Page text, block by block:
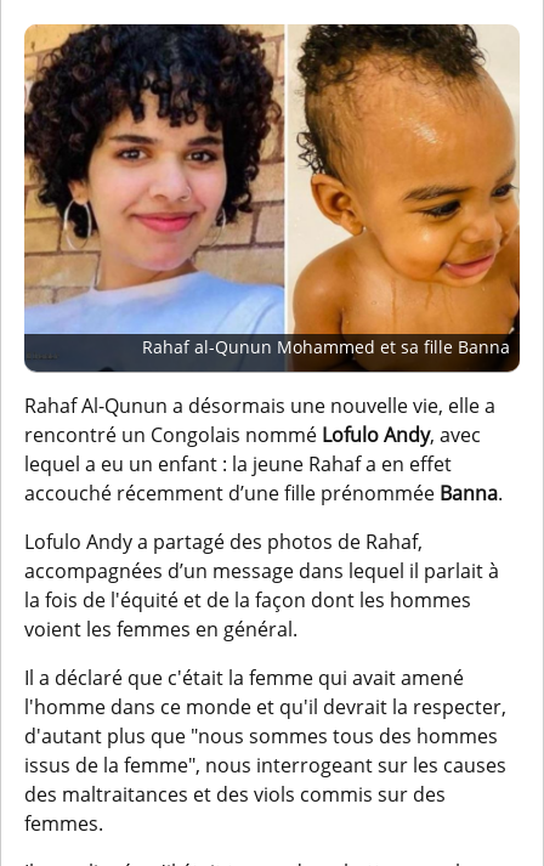
Rahaf al-Qunun Mohammed et sa fille Banna
Rahaf Al-Qunun a désormais une nouvelle vie, elle a
rencontré un Congolais nommé Lofulo Andy, avec
lequel a eu un enfant : la jeune Rahaf a en effet
accouché récemment d’une fille prénommée Banna.
Lofulo Andy a partagé des photos de Rahaf,
accompagnées d’un message dans lequel il parlait à
la fois de l'équité et de la façon dont les hommes
voient les femmes en général.
Il a déclaré que c'était la femme qui avait amené
l'homme dans ce monde et qu'il devrait la respecter,
d'autant plus que "nous sommes tous des hommes
issus de la femme", nous interrogeant sur les causes
des maltraitances et des viols commis sur des
femmes.